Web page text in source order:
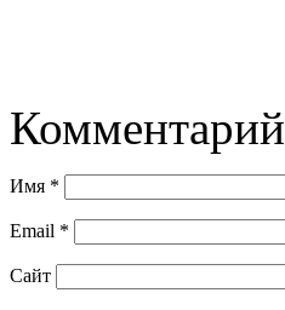
Комментарий
Имя *
Email *
Сайт